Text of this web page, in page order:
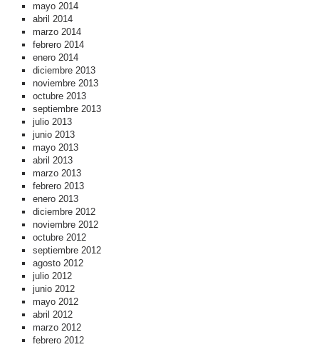
mayo 2014
abril 2014
marzo 2014
febrero 2014
enero 2014
diciembre 2013
noviembre 2013
octubre 2013
septiembre 2013
julio 2013
junio 2013
mayo 2013
abril 2013
marzo 2013
febrero 2013
enero 2013
diciembre 2012
noviembre 2012
octubre 2012
septiembre 2012
agosto 2012
julio 2012
junio 2012
mayo 2012
abril 2012
marzo 2012
febrero 2012